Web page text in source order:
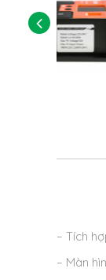
– Tích
– Màn